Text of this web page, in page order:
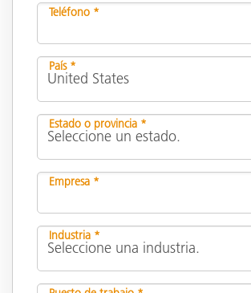
Teléfono *
País *
Estado o provincia *
Empresa *
Industria *